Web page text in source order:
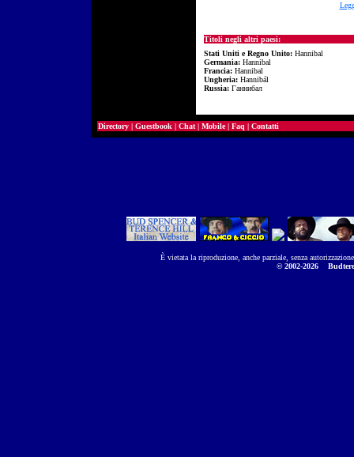
Titoli negli altri paesi:
Stati Uniti e Regno Unito: Hannibal
Germania: Hannibal
Francia: Hannibal
Ungheria: Hannibál
Russia: Ганнибал
Directory | Guestbook | Chat | Mobile| Faq | Contatti
È vietata la riproduzione, anche parziale, senza
© 2002-2026